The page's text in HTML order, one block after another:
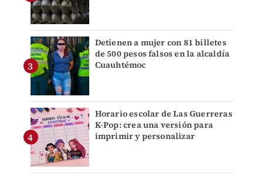
Detienen a mujer con 81 billetes
de 500 pesos falsos en la alcaldía
Cuauhtémoc
Horario escolar de Las Guerreras
K-Pop: crea una versión para
imprimir y personalizar